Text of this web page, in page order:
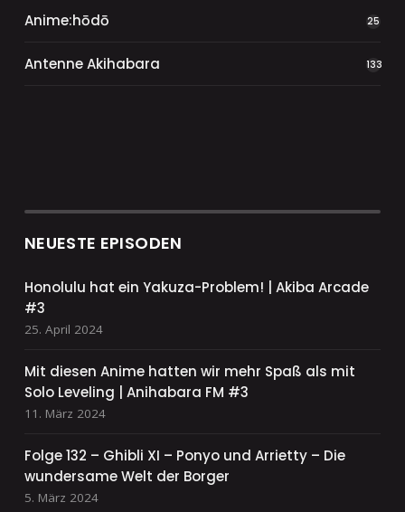
Anime:hōdō 25
Antenne Akihabara 133
NEUESTE EPISODEN
Honolulu hat ein Yakuza-Problem! | Akiba Arcade
#3
25. April 2024
Mit diesen Anime hatten wir mehr Spaß als mit
Solo Leveling | Anihabara FM #3
11. März 2024
Folge 132 – Ghibli XI – Ponyo und Arrietty – Die
wundersame Welt der Borger
5. März 2024